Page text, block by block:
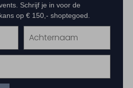
Schrijf je in voor de
op € 150,- shoptegoed.